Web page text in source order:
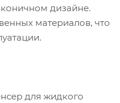
дизайне.
материалов, что
для жидкого